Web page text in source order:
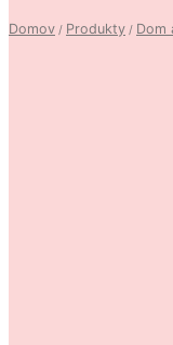
Domov / Produkty / Dom